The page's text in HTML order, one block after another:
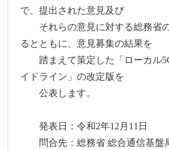
で、提出された意見及び
それらの意見に対する総務省
るとともに、意見募集の結果を
踏まえて策定した「ローカル
イドライン」の改定版を
公表します。
発表日：令和2年12月11日
問合先：総務省 総合通信基盤